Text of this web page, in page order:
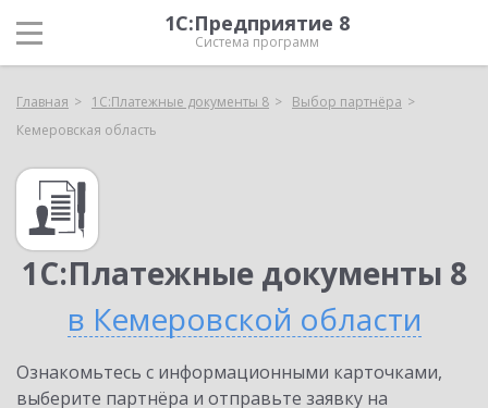
1С:Предприятие 8
Система программ
Главная 1С:Платежные документы 8
Выбор партнёра
Кемеровская область
1С:Платежные документы 8
в Кемеровской области
Ознакомьтесь с информационными карточками,
выберите партнёра и отправьте заявку на